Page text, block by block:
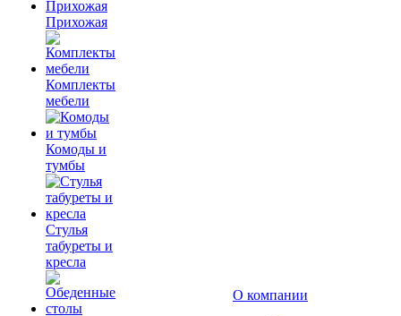
Прихожая
Комплекты
мебели
Комоды и
тумбы
Стулья
табуреты и
кресла
О компании